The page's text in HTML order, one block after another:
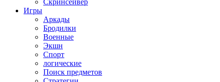
Скринсейвер
Игры
Аркады
Бродилки
Военные
Экшн
Спорт
логические
Поиск предметов